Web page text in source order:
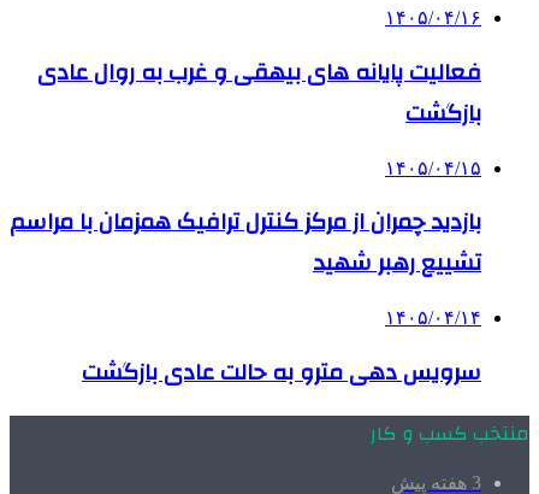
۱۴۰۵/۰۴/۱۶
فعالیت پایانه های بیهقی و غرب به روال عادی
بازگشت
۱۴۰۵/۰۴/۱۵
بازدید چمران از مرکز کنترل ترافیک همزمان با مراسم
تشییع رهبر شهید
۱۴۰۵/۰۴/۱۴
سرویس دهی مترو به حالت عادی بازگشت
منتخب کسب و کار
3 هفته پیش